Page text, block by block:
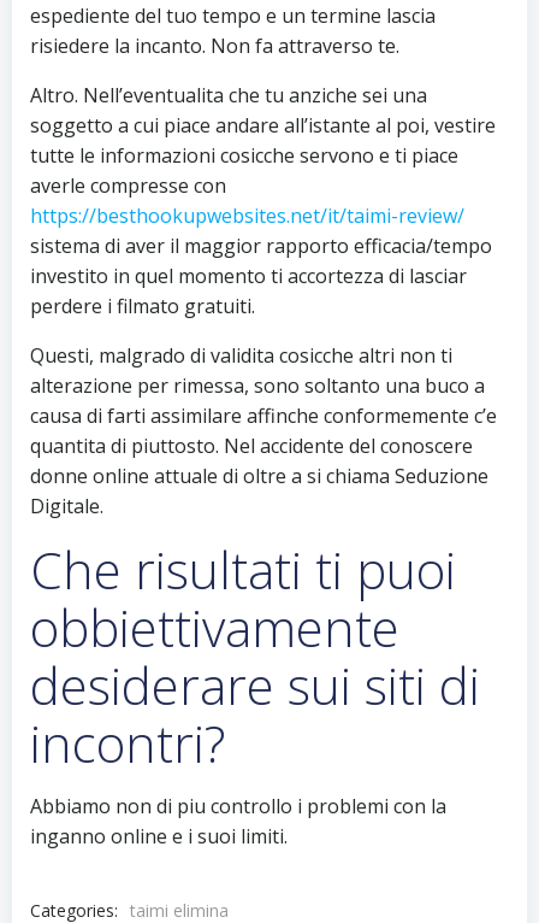
espediente del tuo tempo e un termine lascia
risiedere la incanto. Non fa attraverso te.
Altro. Nell’eventualita che tu anziche sei una
soggetto a cui piace andare all’istante al poi, vestire
tutte le informazioni cosicche servono e ti piace
averle compresse con
https://besthookupwebsites.net/it/taimi-review/
sistema di aver il maggior rapporto efficacia/tempo
investito in quel momento ti accortezza di lasciar
perdere i filmato gratuiti.
Questi, malgrado di validita cosicche altri non ti
alterazione per rimessa, sono soltanto una buco a
causa di farti assimilare affinche conformemente c’e
quantita di piuttosto. Nel accidente del conoscere
donne online attuale di oltre a si chiama Seduzione
Digitale.
Che risultati ti puoi
obbiettivamente
desiderare sui siti di
incontri?
Abbiamo non di piu controllo i problemi con la
inganno online e i suoi limiti.
Categories: taimi elimina